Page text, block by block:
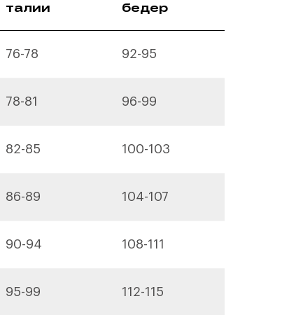
талии
бедер
76-78 92-95
78-81 96-99
82-85 100-103
86-89 104-107
90-94 108-111
95-99 112-115